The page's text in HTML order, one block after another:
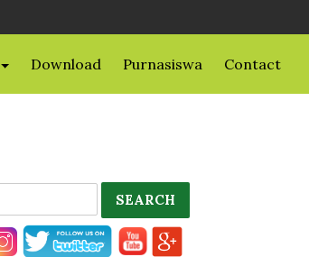
Download Purnasiswa Contact
SEARCH